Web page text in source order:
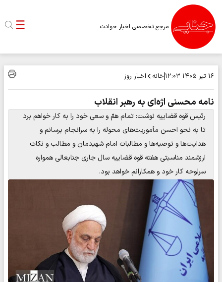
مرجع تخصصی اخبار حوادث
۱۶ تیر ۱۴۰۵ ۱۲:۰۳ خانه اخبار روز
نامه محسنی اژه‌ای به رهبر انقلاب
رئیس قوه قضاییه نوشت: تمام همّ و سعی خود را به کار خواهم برد
تا به نحو احسن مأموریت‌های محوله را به سرانجام برسانم و
هدایت‌ها و توصیه‌ها و مطالبات امام شهیدمان و مطالب و نکات
ارزشمند مناسبتی هفته قوه قضاییه سال جاری جنابعالی همواره
سرلوحه کار خود و همکارانم خواهد بود.